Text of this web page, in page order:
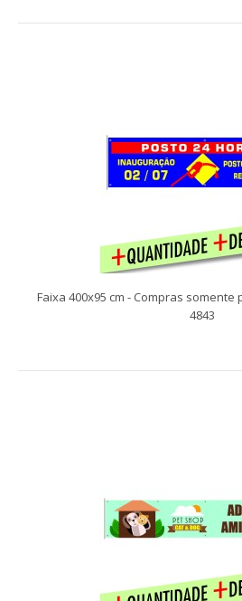
Compras somente pelo WattsApp
Faixa 300x95 cm - Compras
4843
Faixa 400x95 cm - Compras somente
4843